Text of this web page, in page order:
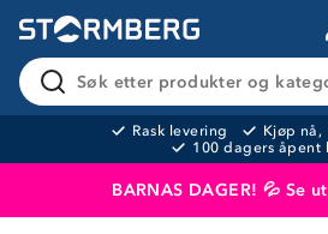
Søk etter produkter og
Rask levering
Kjøp nå,
100 dagers åpent
BARNAS DAGER! 💦 Se